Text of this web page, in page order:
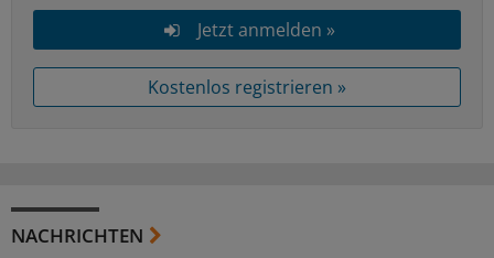
Jetzt anmelden »
Kostenlos registrieren »
NACHRICHTEN